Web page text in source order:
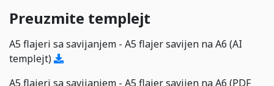
Preuzmite templejt
A5 flajeri sa savijanjem - A5 flajer savijen na A6 (AI
templejt)
A5 flajeri sa savijanjem - A5 flajer savijen na A6 (PDF